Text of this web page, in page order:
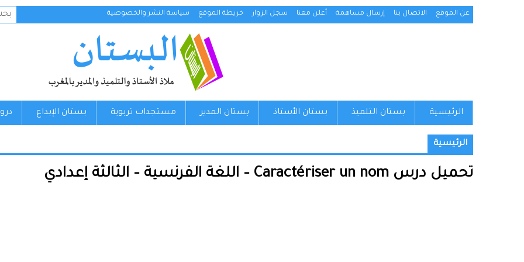
عن الموقع الاتصال بنا إرسال مساهمة أعلن معنا سجل الزوار خريطة الموقع سياسة النشر والخصوصية
عن:
الرئيسية بستان التلميذ بستان الأستاذ بستان المدير مستجدات تربوية بستان الإبداع
الرئيسية
تحميل درس Caractériser un nom – اللغة الفرنسية – الثالثة إعدادي